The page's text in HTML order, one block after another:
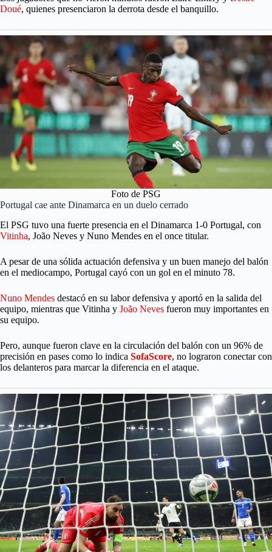
Doué, quienes presenciaron la derrota desde el banquillo.
Foto de PSG
Portugal cae ante Dinamarca en un duelo cerrado
El PSG tuvo una fuerte presencia en el Dinamarca 1-0 Portugal, con
Vitinha, João Neves y Nuno Mendes en el once titular.
A pesar de una sólida actuación defensiva y un buen manejo del balón
en el mediocampo, Portugal cayó con un gol en el minuto 78.
Nuno Mendes destacó en su labor defensiva y aportó en la salida del
equipo, mientras que Vitinha y João Neves fueron muy importantes en
su equipo.
Pero, aunque fueron clave en la circulación del balón con un 96% de
precisión en pases como lo indica SofaScore, no lograron conectar con
los delanteros para marcar la diferencia en el ataque.